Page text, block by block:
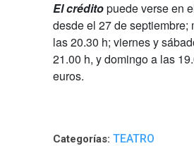
El créditopuede verse en
desde el 27 de septiembre;
las 20.30 h; viernes y
21.00 h, y domingo a las
euros.
Categorías: TEATRO